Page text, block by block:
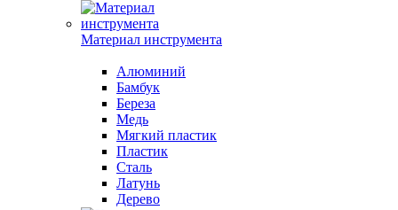
Материал инструмента
Алюминий
Бамбук
Береза
Медь
Мягкий пластик
Пластик
Сталь
Латунь
Дерево